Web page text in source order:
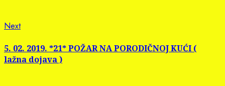
NextNext
5. 02. 2019. *21* POŽAR NA PORODIČNOJ KUĆI (
lažna dojava )